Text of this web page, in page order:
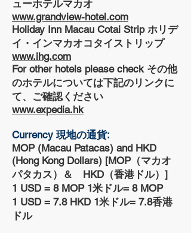
ューホテルマカオ
www.grandview-hotel.com
Holiday Inn Macau Cotai Strip ホリデ
イ・インマカオコタイストリップ
www.ihg.com
For other hotels please check その他
のホテルについては下記のリンクに
て、ご確認ください
www.expedia.hk
Currency 現地の通貨:
MOP (Macau Patacas) and HKD
(Hong Kong Dollars) [MOP（マカオ
パタカス）＆ HKD（香港ドル）]
1 USD = 8 MOP 1米ドル= 8 MOP
1 USD = 7.8 HKD 1米ドル= 7.8香港
ドル